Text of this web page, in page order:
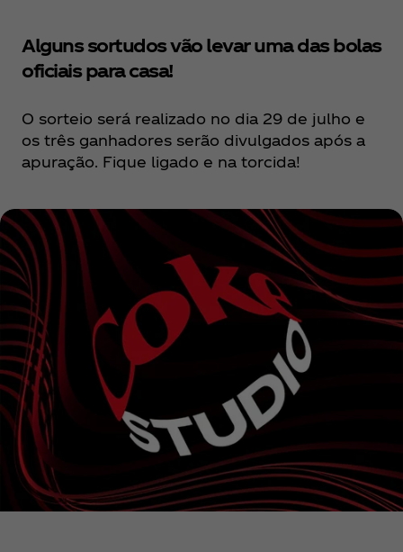
Alguns sortudos vão levar uma das bolas
oficiais para casa!
O sorteio será realizado no dia 29 de julho e
os três ganhadores serão divulgados após a
apuração. Fique ligado e na torcida!